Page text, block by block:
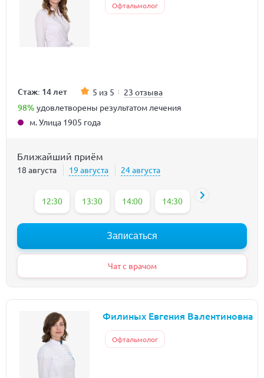
Офтальмолог
Стаж: 14 лет 5 из 5 23 отзыва
98% удовлетворены результатом лечения
м. Улица 1905 года
Ближайший приём
18 августа 19 августа 24 августа
12:30 13:30 14:00 14:30 15:00
Записаться
Чат с врачом
Филиных Евгения Валентиновна
Офтальмолог